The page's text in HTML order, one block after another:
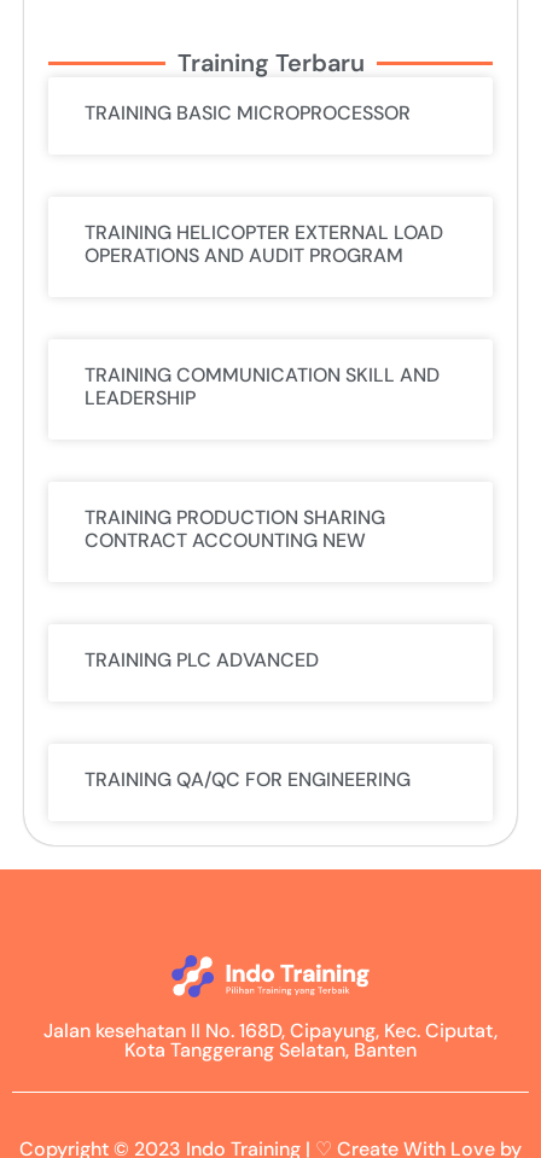
Training Terbaru
TRAINING BASIC MICROPROCESSOR
TRAINING HELICOPTER EXTERNAL LOAD
OPERATIONS AND AUDIT PROGRAM
TRAINING COMMUNICATION SKILL AND
LEADERSHIP
TRAINING PRODUCTION SHARING
CONTRACT ACCOUNTING NEW
TRAINING PLC ADVANCED
TRAINING QA/QC FOR ENGINEERING
Jalan kesehatan II No. 168D, Cipayung, Kec. Ciputat,
Kota Tanggerang Selatan, Banten
Copyright © 2023 Indo Training | ♡ Create With Love by